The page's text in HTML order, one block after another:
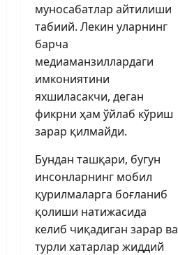
муносабатлар айтилиши
табиий. Лекин уларнинг
барча
медиаманзиллардаги
имкониятини
яхшиласакчи, деган
фикрни ҳам ўйлаб кўриш
зарар қилмайди.
Бундан ташқари, бугун
инсонларнинг мобил
қурилмаларга боғланиб
қолиши натижасида
келиб чиқадиган зарар ва
турли хатарлар жиддий